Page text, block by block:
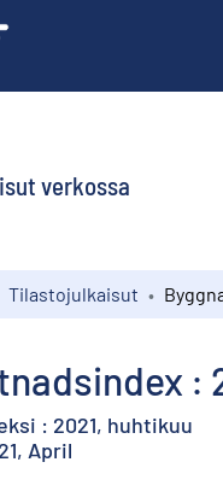
verkossa
Tilastojulkaisut
:
: 2021, huhtikuu
April